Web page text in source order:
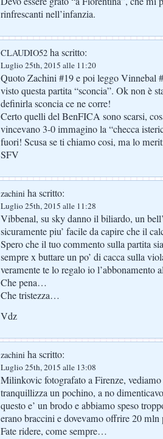
rinfrescanti nell’infanzia.
CLAUDIO52 ha scritto:
Luglio 25th, 2015 alle 11:20
Quoto Zachini #19 e poi leggo Vinnebal
visto questa partita “sconcia”. Ok non è
definirla sconcia ce ne corre!
Certo quelli del BenFICA sono scarsi,
vincevano 3-0 immagino la “checca
fuori! Scusa se ti chiamo cosi, ma lo
SFV
zachini ha scritto:
Luglio 25th, 2015 alle 11:28
Vibbenal, su sky danno il biliardo, un
sicuramente piu’ facile da capire che il
Spero che il tuo commento sulla partita
sempre x buttare un po’ di cacca sulla
veramente te lo regalo io
Che pena…
Che tristezza…
Vdz
zachini ha scritto:
Luglio 25th, 2015 alle 13:08
Milinkovic fotografato a Firenze,
tranquillizza un pochino, a no
questo e’ un brodo e abbiamo speso
erano braccini e dovevamo offrire 20
Fate ridere, come sempre…